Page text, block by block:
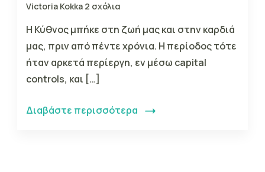
Victoria Kokka 2 σχόλια
Η Κύθνος μπήκε στη ζωή μας και στην καρδιά
μας, πριν από πέντε χρόνια. Η περίοδος τότε
ήταν αρκετά περίεργη, εν μέσω capital
controls, και […]
Διαβάστε περισσότερα